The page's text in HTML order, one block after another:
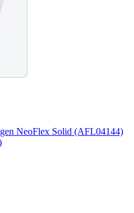
NeoFlex Solid (AFL04144)